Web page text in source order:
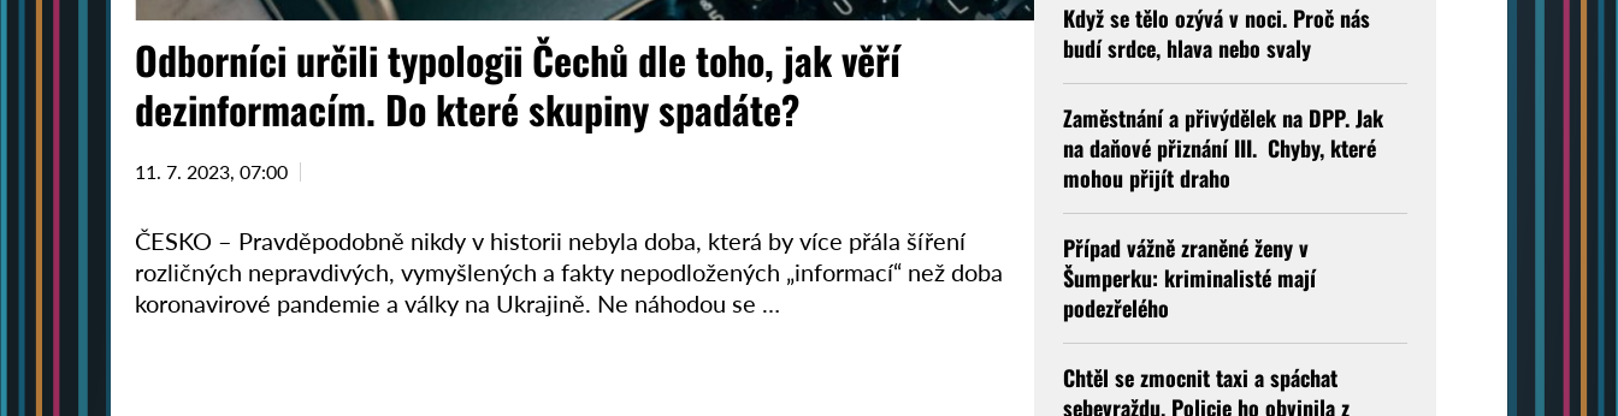
Odborníci určili typologii Čechů dle toho, jak věří
dezinformacím. Do které skupiny spadáte?
11. 7. 2023, 07:00
ČESKO – Pravděpodobně nikdy v historii nebyla doba, která by více přála šíření
rozličných nepravdivých, vymyšlených a fakty nepodložených „informací“ než doba
koronavirové pandemie a války na Ukrajině. Ne náhodou se …
Když se tělo ozývá v noci. Proč nás
budí srdce, hlava nebo svaly
Zaměstnání a přivýdělek na DPP. Jak
na daňové přiznání III. Chyby, které
mohou přijít draho
Případ vážně zraněné ženy v
Šumperku: kriminalisté mají
podezřelého
Chtěl se zmocnit taxi a spáchat
sebevraždu. Policie ho obvinila z